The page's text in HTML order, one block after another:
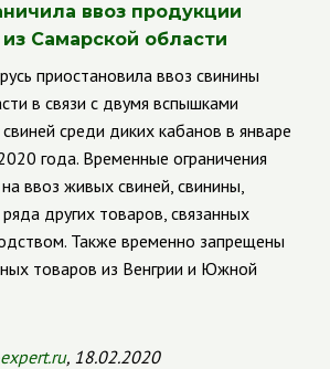
ввоз продукции
Самарской области
приостановила ввоз свинины
в связи с двумя вспышками
среди диких кабанов в январе
года. Временные ограничения
ввоз живых свиней, свинины,
других товаров, связанных
Также временно запрещены
товаров из Венгрии и Южной
expert.ru, 18.02.2020